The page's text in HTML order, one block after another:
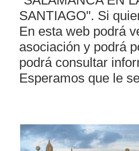
SANTIAGO". Si
En esta web podrá
asociación y podrá
podrá consultar
Esperamos que le